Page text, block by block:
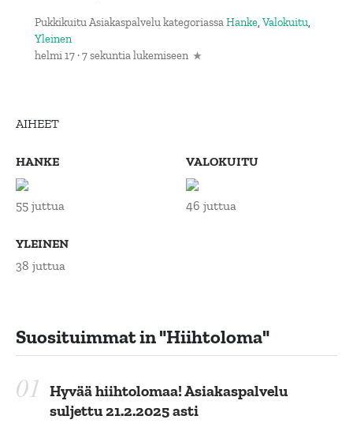
Pukkikuitu AsiakaspalvelukategoriassaHanke, Valokuitu,
Yleinen
helmi 17·7 sekuntia lukemiseen
AIHEET
HANKE
55 juttua
VALOKUITU
46 juttua
YLEINEN
38 juttua
Suosituimmat in"hiihtoloma"
Hyvää hiihtolomaa! Asiakaspalvelu
suljettu 21.2.2025 asti